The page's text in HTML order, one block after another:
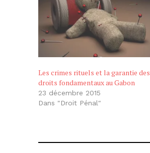
Les crimes rituels et la garantie des
droits fondamentaux au Gabon
23 décembre 2015
Dans "Droit Pénal"